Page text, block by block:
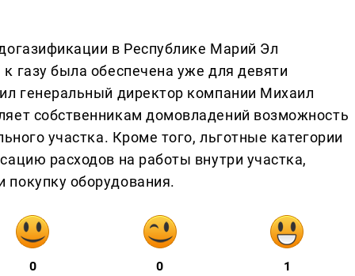
в Республике Марий Эл
газу была обеспечена уже для девяти
генеральный директор компании Михаил
собственникам домовладений возможность
участка. Кроме того, льготные категории
расходов на работы внутри участка,
оборудования.
0 0 1